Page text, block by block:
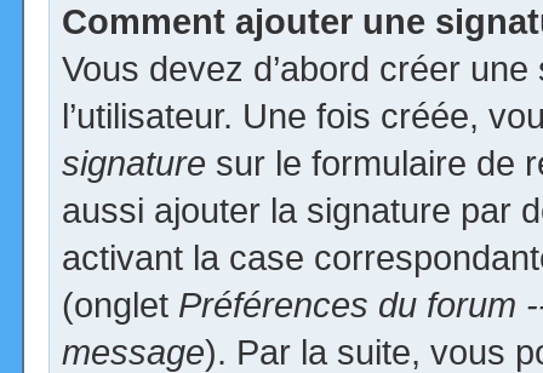
Comment ajouter une
Vous devez d’abord créer
l’utilisateur. Une fois créée,
signature sur le formulaire de
aussi ajouter la signature par
activant la case
(onglet Préférences du forum
message). Par la suite, vous